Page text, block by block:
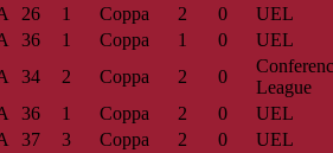
26 1 Coppa 2 0
UEL
36 1 Coppa 1 0
UEL
34 2 Coppa 2 0
League
36 1 Coppa 2 0
UEL
37 3 Coppa 2 0 UEL